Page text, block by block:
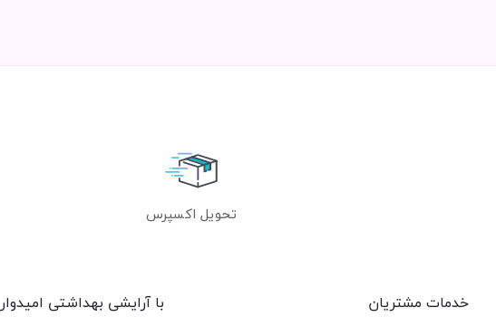
تحویل اکسپرس
خدمات مشتریان با آرایشی بهداشتی امیدوار